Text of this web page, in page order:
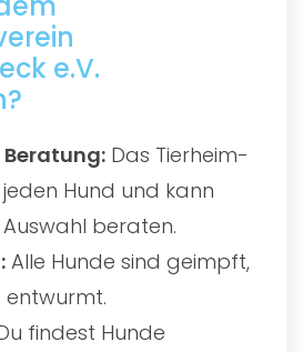
e.V.
Das Tierheim-
Hund und kann
beraten.
Alle Hunde sind geimpft,
findest Hunde